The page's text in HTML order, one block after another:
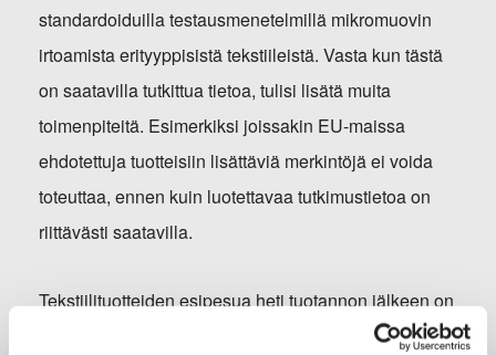
standardoiduilla testausmenetelmillä mikromuovin
irtoamista erityyppisistä tekstiileistä. Vasta kun tästä
on saatavilla tutkittua tietoa, tulisi lisätä muita
toimenpiteitä. Esimerkiksi joissakin EU-maissa
ehdotettuja tuotteisiin lisättäviä merkintöjä ei voida
toteuttaa, ennen kuin luotettavaa tutkimustietoa on
riittävästi saatavilla.
Tekstiilituotteiden esipesua heti tuotannon jälkeen on